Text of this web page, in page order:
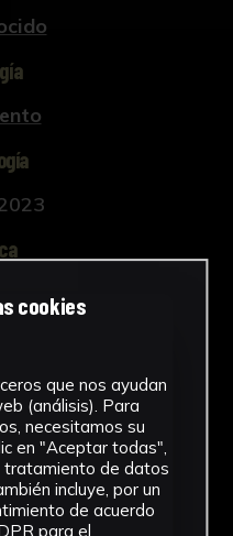
de Dios
cookies
que nos ayudan
(análisis). Para
necesitamos su
en "Aceptar todas",
tratamiento de datos
incluye, por un
de acuerdo
para el